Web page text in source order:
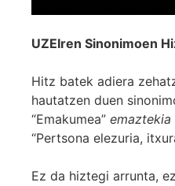
UZEIren Sinonimoen
Hitz batek adiera
hautatzen duen
“Emakumea” emaztekia
“Pertsona elezuria,
Ez da hiztegi arrunta,